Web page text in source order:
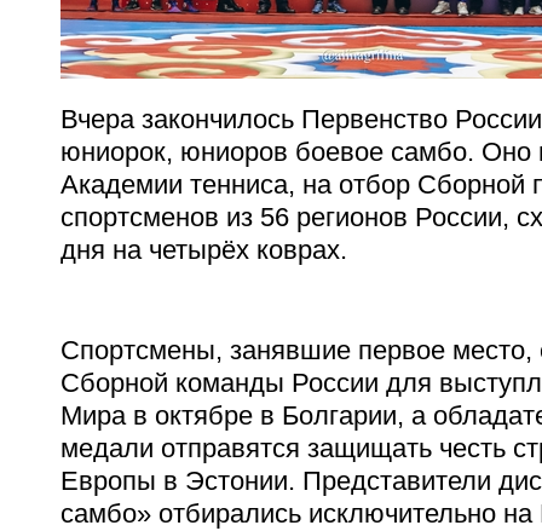
Вчера закончилось Первенство
юниорок, юниоров боевое самбо. Оно
Академии тенниса, на отбор Сборной
спортсменов из 56 регионов России,
дня на четырёх коврах.
Спортсмены, занявшие первое
Сборной команды России для
Мира в октябре в Болгарии, а
медали отправятся защищать честь
Европы в Эстонии. Представители
самбо» отбирались исключительно